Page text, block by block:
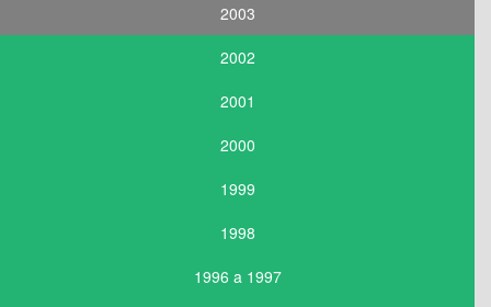
2003
2002
2001
2000
1999
1998
1996 a 1997